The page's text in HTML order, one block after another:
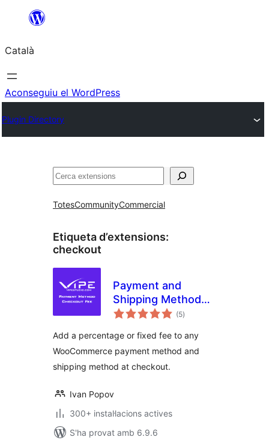
contingut
Català
Aconseguiu el WordPress
Plugin Directory
Cerca
TotesCommunityCommercial
Etiqueta d’extensions:
checkout
Payment and
Shipping Method
Checkout Fee for
(5puntuacions
totals
)
Add a percentage or fixed fee to any
WooCommerce payment method and
shipping method at checkout.
Ivan Popov
300+ instal·lacions actives
S'ha provat amb 6.9.6